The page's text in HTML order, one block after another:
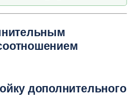
дополнительного